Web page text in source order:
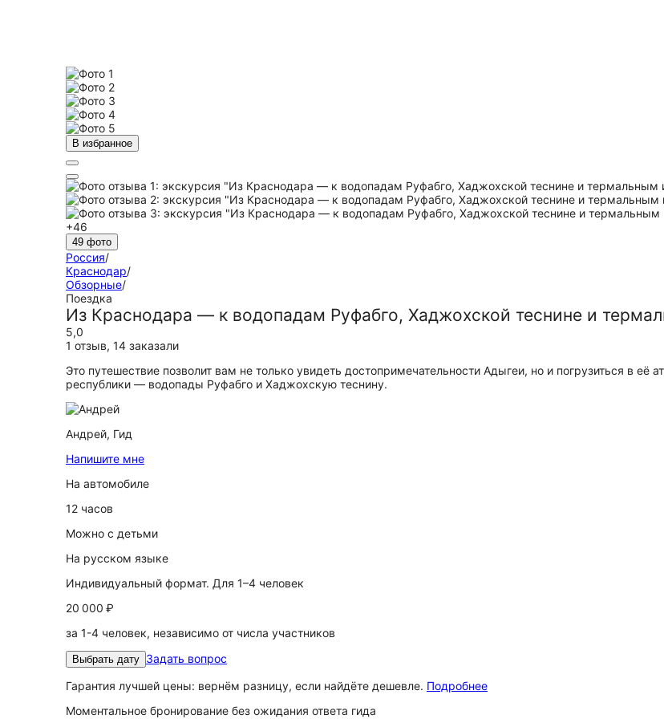
В избранное
+46
49 фото
Россия/
Краснодар/
Обзорные/
Поездка
Из Краснодара — к водопадам Руфабго, Хаджохской теснине и
5,0
1 отзыв, 14 заказали
Это путешествие позволит вам не только увидеть достопримечательности Адыгеи, но и погрузиться в
республики — водопады Руфабго и Хаджохскую теснину.
Андрей, Гид
Напишите мне
На автомобиле
12 часов
Можно с детьми
На русском языке
Индивидуальный формат. Для 1–4 человек
20 000 ₽
за 1-4 человек, независимо от числа участников
Выбрать дату Задать вопрос
Гарантия лучшей цены: вернём разницу, если найдёте дешевле. Подробнее
Моментальное бронирование без ожидания ответа гида